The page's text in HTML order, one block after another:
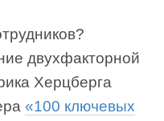
двухфакторной
Херцберга
«100 ключевых